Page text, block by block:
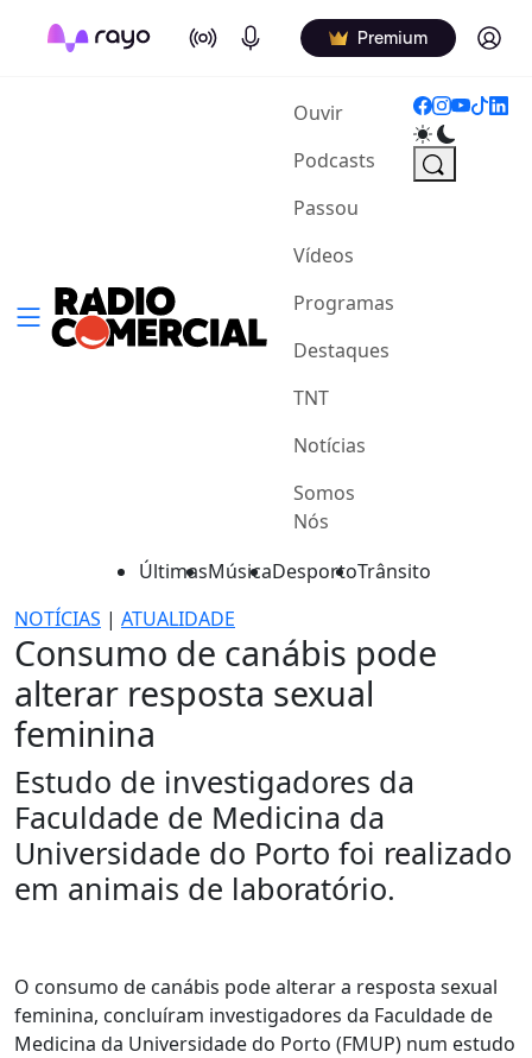
On Air Podcasts Premium Log in
Ouvir(current)
Podcasts
Passou
Vídeos
Programas
Destaques
TNT
Notícias
Somos
Nós
ÚltimasMúsicaDesportoTrânsito
NOTÍCIAS | ATUALIDADE
Consumo de canábis pode
alterar resposta sexual
feminina
Estudo de investigadores da
Faculdade de Medicina da
Universidade do Porto foi realizado
em animais de laboratório.
O consumo de canábis pode alterar a resposta sexual
feminina, concluíram investigadores da Faculdade de
Medicina da Universidade do Porto (FMUP) num estudo